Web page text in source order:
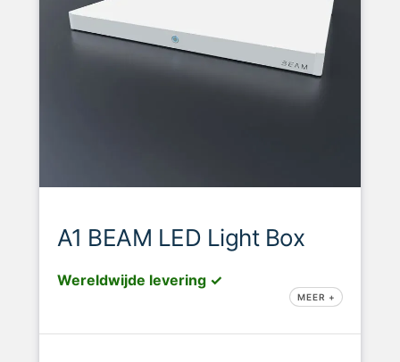
A1 BEAM LED Light Box
Wereldwijde levering ✓
MEER +